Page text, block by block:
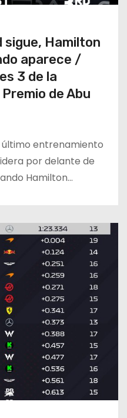
sigue, Hamilton
aparece /
3 de la
de Abu
entrenamiento
por delante de
Hamilton…